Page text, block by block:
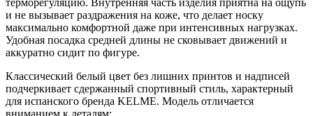
и не вызывает раздражения на коже, что делает носку
максимально комфортной даже при интенсивных нагрузках.
Удобная посадка средней длины не сковывает движений и
аккуратно сидит по фигуре.
Классический белый цвет без лишних принтов и надписей
подчеркивает сдержанный спортивный стиль, характерный
для испанского бренда KELME. Модель отличается
вниманием к деталям: